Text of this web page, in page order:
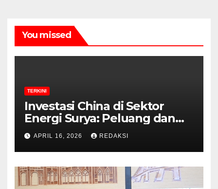
You missed
TERKINI
Investasi China di Sektor
Energi Surya: Peluang dan
Strategi Indonesia?
APRIL 16, 2026 REDAKSI